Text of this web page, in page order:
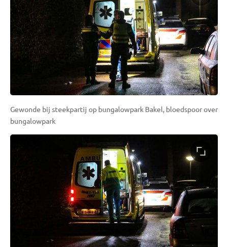
Gewonde bij steekpartij op bungalowpark Bakel, bloedspoor over
bungalowpark